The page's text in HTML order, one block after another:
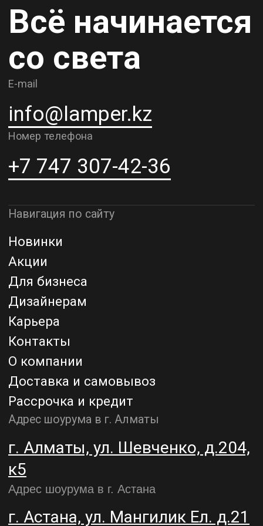
Контакты
О компании
Рассрочка и кредит
к5
Адрес шоурума в г. Астана
г. Астана, ул. Мангилик Ел. д.21
Благодарим за внимание к Lamper.kz.
До встречи в ваших будущих
Политика конфиденциальности